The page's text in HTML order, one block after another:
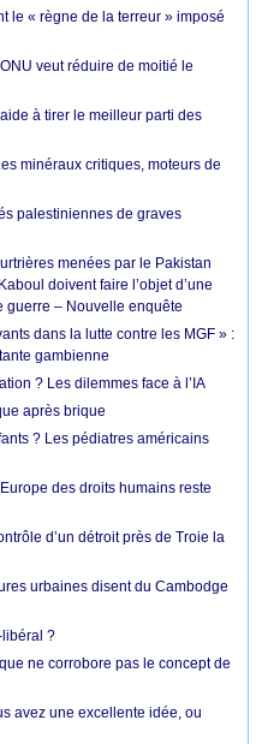
le « règne de la terreur » imposé
veut réduire de moitié le
à tirer le meilleur parti des
minéraux critiques, moteurs de
palestiniennes de graves
menées par le Pakistan
doivent faire l’objet d’une
guerre – Nouvelle enquête
dans la lutte contre les MGF » :
gambienne
? Les dilemmes face à l’IA
après brique
? Les pédiatres américains
des droits humains reste
d’un détroit près de Troie la
urbaines disent du Cambodge
libéral ?
ne corrobore pas le concept de
avez une excellente idée, ou